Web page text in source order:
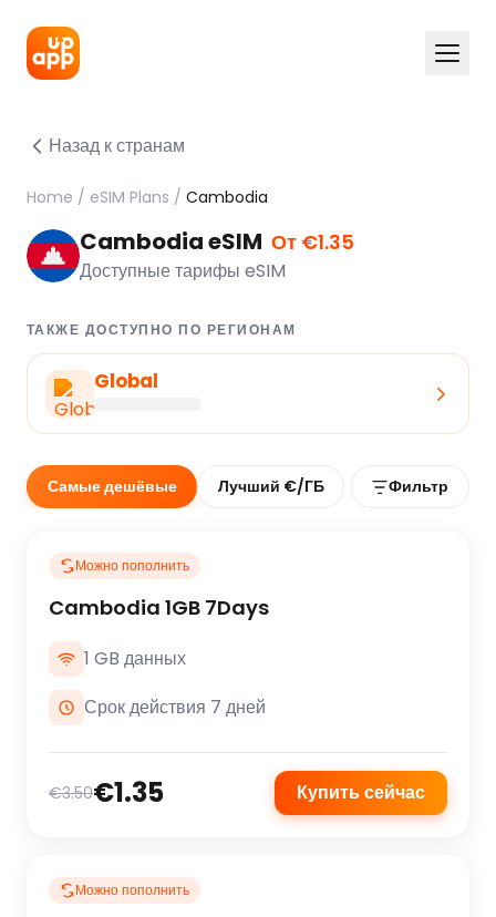
Назад к странам
Home / eSIM Plans / Cambodia
Cambodia eSIM От €1.35
Доступные тарифы eSIM
ТАКЖЕ ДОСТУПНО ПО РЕГИОНАМ
Global
Самые дешёвые Лучший €/ГБ Фильтр
Можно пополнить
Cambodia 1GB 7Days
1 GB данных
Срок действия 7 дней
€3.50€1.35 Купить сейчас
Можно пополнить